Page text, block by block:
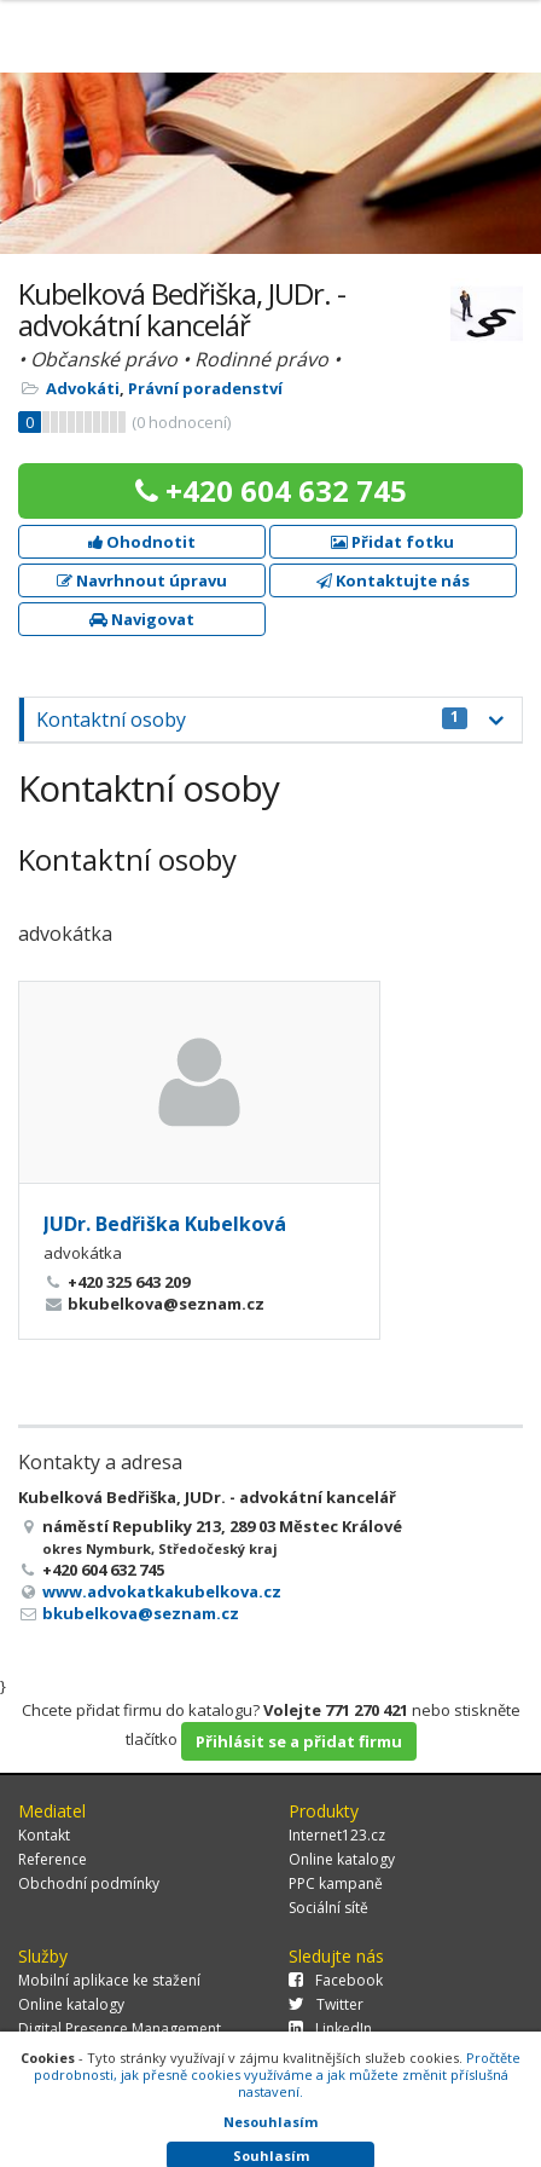
Kubelková Bedřiška, JUDr. -
advokátní kancelář
• Občanské právo • Rodinné právo •
Advokáti, Právní poradenství
0
(0 hodnocení)
+420 604 632 745
Ohodnotit
Přidat fotku
Navrhnout úpravu
Kontaktujte nás
Navigovat
Kontaktní osoby 1
Kontaktní osoby
Kontaktní osoby
advokátka
JUDr. Bedřiška Kubelková
advokátka
+420 325 643 209
bkubelkova@seznam.cz
Kontakty a adresa
Kubelková Bedřiška, JUDr. - advokátní kancelář
náměstí Republiky 213, 289 03 Městec Králové
okres Nymburk, Středočeský kraj
+420 604 632 745
www.advokatkakubelkova.cz
bkubelkova@seznam.cz
}
Chcete přidat firmu do katalogu?Volejte 771 270 421 nebo stiskněte
tlačítko
Přihlásit se a přidat firmu
Mediatel
Kontakt
Reference
Obchodní podmínky
Produkty
Internet123.cz
Online katalogy
PPC kampaně
Sociální sítě
Služby
Mobilní aplikace ke stažení
Online katalogy
Digital Presence Management
Více zákazníků
Sledujte nás
Facebook
Twitter
LinkedIn
© 2026 MEDIATEL CZ, s.r.o.,Za Potokem 46/4, 106 00 Praha 10, tel.:
+420 771 270 421, verze 1.29.0.143,
Cookies
Cookies - Tyto stránky využívají v zájmu kvalitnějších služeb cookies. Pročtěte
podrobnosti, jak přesně cookies využíváme a jak můžete změnit příslušná
nastavení.
Nesouhlasím
Souhlasím